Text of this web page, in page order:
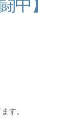
中】
す。